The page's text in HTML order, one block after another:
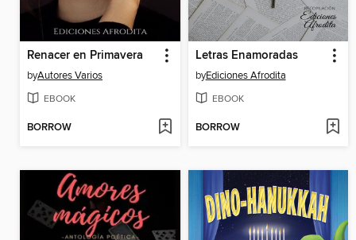
Renacer en Primavera
byAutores Varios
EBOOK
BORROW
Letras Enamoradas
byEdiciones Afrodita
EBOOK
BORROW